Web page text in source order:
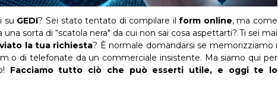
su GEDI? Sei stato tentato di compilare ilform online, ma come
sorta di “scatola nera" da cui non sai cosa aspettarti? Ti sei mai
la tua richiesta? È normale domandarsi se memorizziamo i
o di telefonate da un commerciale insistente. Ma siamo qui per
Facciamo tutto ciò che può esserti utile, e oggi te lo